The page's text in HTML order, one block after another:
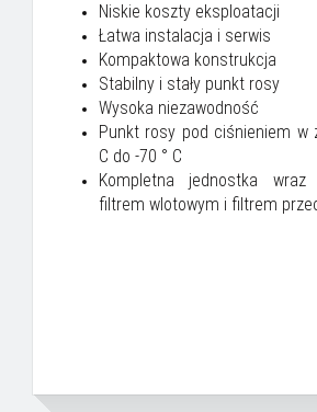
Niskie koszty eksploatacji
Łatwa instalacja i serwis
Kompaktowa konstrukcja
Stabilny i stały punkt rosy
Wysoka niezawodność
Punkt rosy pod ciśnieniem w
C do -70 ° C
Kompletna jednostka
filtrem wlotowym i filtrem